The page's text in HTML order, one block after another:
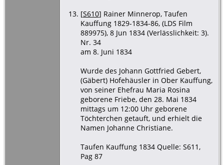
[S610] Rainer Minnerop, Taufen
Kauffung 1829-1834-86, (LDS Film
889975), 8 Jun 1834 (Verlässlichkeit: 3).
Nr. 34
am 8. Juni 1834
Wurde des Johann Gottfried Gebert,
(Gäbert) Hofehäusler in Ober Kauffung,
von seiner Ehefrau Maria Rosina
geborene Friebe, den 28. Mai 1834
mittags um 12:00 Uhr geborene
Töchterchen getauft, und erhielt die
Namen Johanne Christiane.
Taufen Kauffung 1834 Quelle: S611,
Pag 87